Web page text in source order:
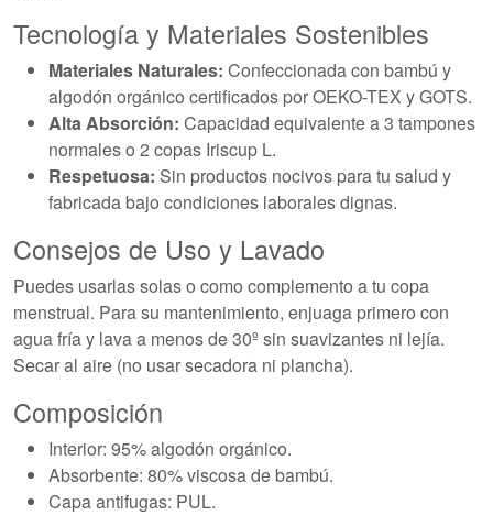
Tecnología y Materiales Sostenibles
Materiales Naturales: Confeccionada con bambú y
algodón orgánico certificados por OEKO-TEX y GOTS.
Alta Absorción: Capacidad equivalente a 3 tampones
normales o 2 copas Iriscup L.
Respetuosa: Sin productos nocivos para tu salud y
fabricada bajo condiciones laborales dignas.
Consejos de Uso y Lavado
Puedes usarlas solas o como complemento a tu copa
menstrual. Para su mantenimiento, enjuaga primero con
agua fría y lava a menos de 30º sin suavizantes ni lejía.
Secar al aire (no usar secadora ni plancha).
Composición
Interior: 95% algodón orgánico.
Absorbente: 80% viscosa de bambú.
Capa antifugas: PUL.